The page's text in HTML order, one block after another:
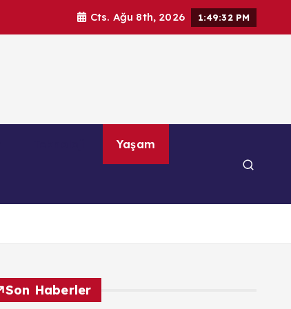
Cts. Ağu 8th, 2026 1:49:33 PM
Yaşam
Son Haberler